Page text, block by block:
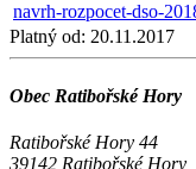
navrh-rozpocet-dso-
Platný od: 20.11.2017
Obec Ratibořské Hory
Ratibořské Hory 44
39142 Ratibořské Hory